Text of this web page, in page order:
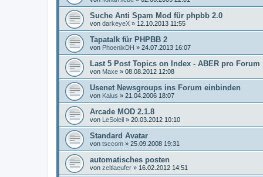
Suche Anti Spam Mod für phpbb 2.0
von darkeyeX » 12.10.2013 11:55
Tapatalk für PHPBB 2
von PhoenixDH » 24.07.2013 16:07
Last 5 Post Topics on Index - ABER pro Forum
von Maxe » 08.08.2012 12:08
Usenet Newsgroups ins Forum einbinden
von Kaius » 21.04.2006 18:07
Arcade MOD 2.1.8
von LeSoleil » 20.03.2012 10:10
Standard Avatar
von tsccom » 25.09.2008 19:31
automatisches posten
von zeitlaeufer » 16.02.2012 14:51